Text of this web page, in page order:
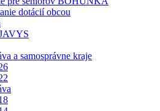
dotácií obcou
a samosprávne kraje